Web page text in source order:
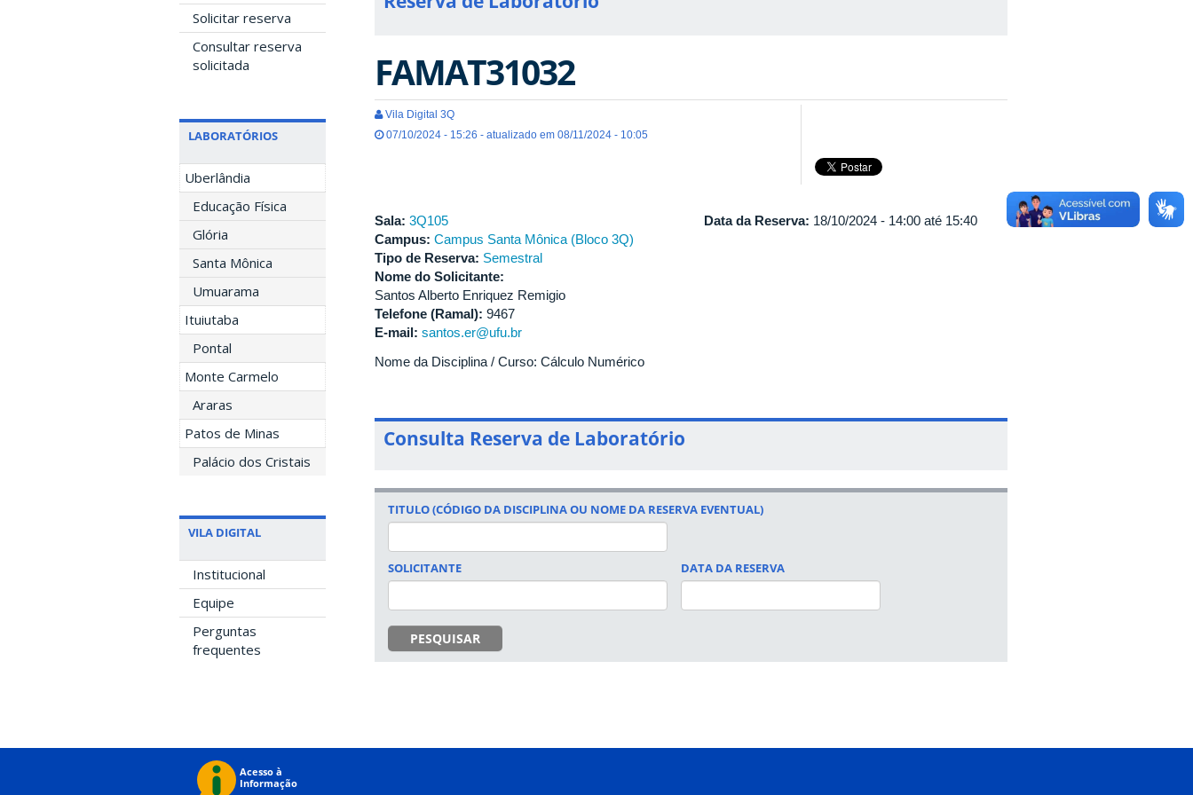
Solicitar reserva
Consultar reserva
solicitada
LABORATÓRIOS
Uberlândia
Educação Física
Glória
Santa Mônica
Umuarama
Ituiutaba
Pontal
Monte Carmelo
Araras
Patos de Minas
Palácio dos Cristais
VILA DIGITAL
Institucional
Equipe
Perguntas
frequentes
FAMAT31032
Vila Digital 3Q
07/10/2024 - 15:26 - atualizado em 08/11/2024 - 10:05
Sala: 3Q105
Campus: Campus Santa Mônica (Bloco 3Q)
Tipo de Reserva: Semestral
Nome do Solicitante:
Santos Alberto Enriquez Remigio
Telefone (Ramal): 9467
E-mail: santos.er@ufu.br
Data da Reserva: 18/10/2024 - 14:00 até 15:40
Nome da Disciplina / Curso: Cálculo Numérico
Consulta Reserva de Laboratório
TITULO (CÓDIGO DA DISCIPLINA OU NOME DA RESERVA EVENTUAL)
SOLICITANTE DATA DA RESERVA
PESQUISAR